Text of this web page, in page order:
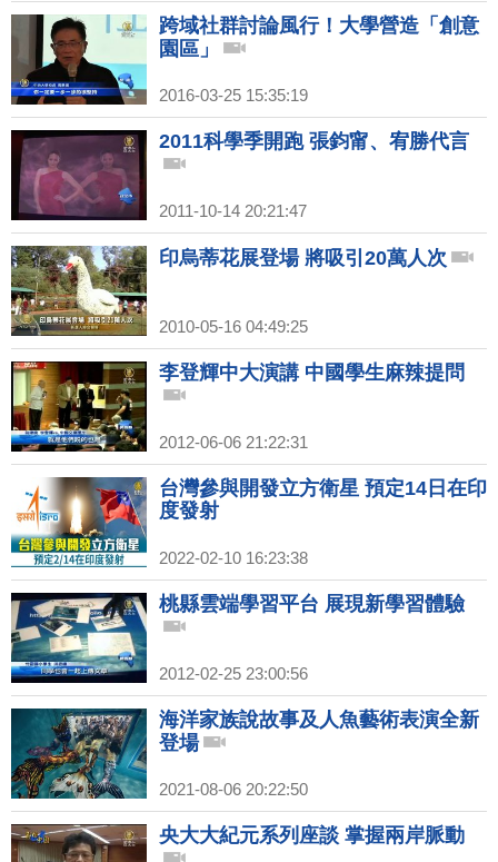
跨域社群討論風行！大學營造「創意
園區」
2016-03-25 15:35:19
2011科學季開跑 張鈞甯、宥勝代言
2011-10-14 20:21:47
印烏蒂花展登場 將吸引20萬人次
2010-05-16 04:49:25
李登輝中大演講 中國學生麻辣提問
2012-06-06 21:22:31
台灣參與開發立方衛星 預定14日在印
度發射
2022-02-10 16:23:38
桃縣雲端學習平台 展現新學習體驗
2012-02-25 23:00:56
海洋家族說故事及人魚藝術表演全新
登場
2021-08-06 20:22:50
央大大紀元系列座談 掌握兩岸脈動